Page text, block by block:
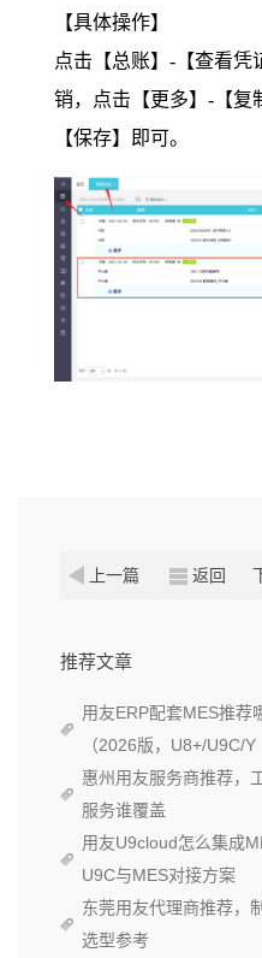
【具体操作】
点击【总账】-【查看凭
销，点击【更多】-【复
【保存】即可。
上一篇 返回
推荐文章
用友ERP配套MES推荐
（2026版，U8+/U9C/Y
惠州用友服务商推荐，
服务谁覆盖
用友U9cloud怎么集成
U9C与MES对接方案
东莞用友代理商推荐，
选型参考